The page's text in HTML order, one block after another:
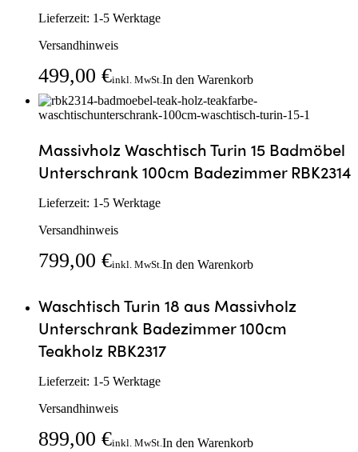
Lieferzeit: 1-5 Werktage
Versandhinweis
499,00 €inkl. MwSt. In den Warenkorb
Massivholz Waschtisch Turin 15 Badmöbel
Unterschrank 100cm Badezimmer RBK2314
Lieferzeit: 1-5 Werktage
Versandhinweis
799,00 €inkl. MwSt. In den Warenkorb
Waschtisch Turin 18 aus Massivholz
Unterschrank Badezimmer 100cm
Teakholz RBK2317
Lieferzeit: 1-5 Werktage
Versandhinweis
899,00 €inkl. MwSt. In den Warenkorb